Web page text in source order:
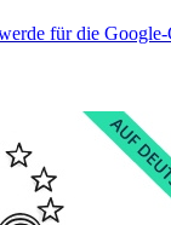
für die Google-